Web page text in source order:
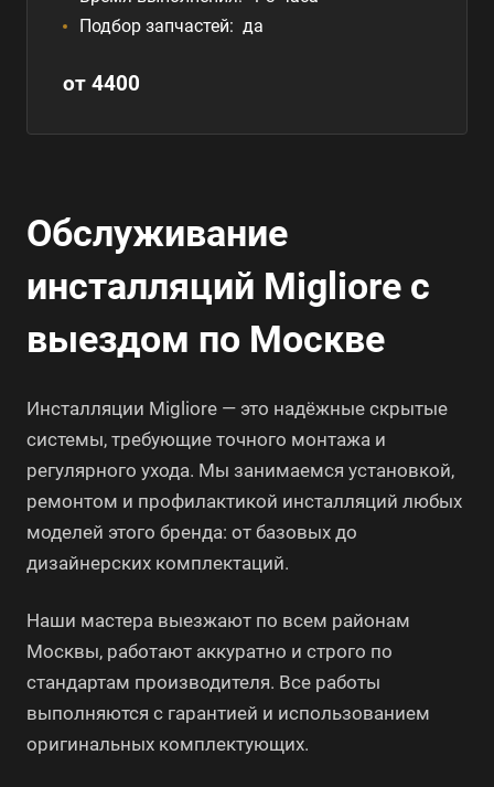
Подбор запчастей: да
от 4400
Обслуживание
инсталляций Migliore с
выездом по Москве
Инсталляции Migliore — это надёжные скрытые
системы, требующие точного монтажа и
регулярного ухода. Мы занимаемся установкой,
ремонтом и профилактикой инсталляций любых
моделей этого бренда: от базовых до
дизайнерских комплектаций.
Наши мастера выезжают по всем районам
Москвы, работают аккуратно и строго по
стандартам производителя. Все работы
выполняются с гарантией и использованием
оригинальных комплектующих.